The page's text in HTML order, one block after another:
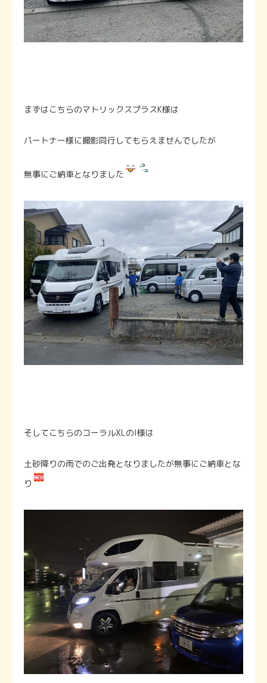
まずはこちらのマトリックスプラスK様は
パートナー様に撮影同行してもらえませんでしたが
無事にご納車となりました
そしてこちらのコーラルXLのI様は
土砂降りの雨でのご出発となりましたが無事にご納車とな
り